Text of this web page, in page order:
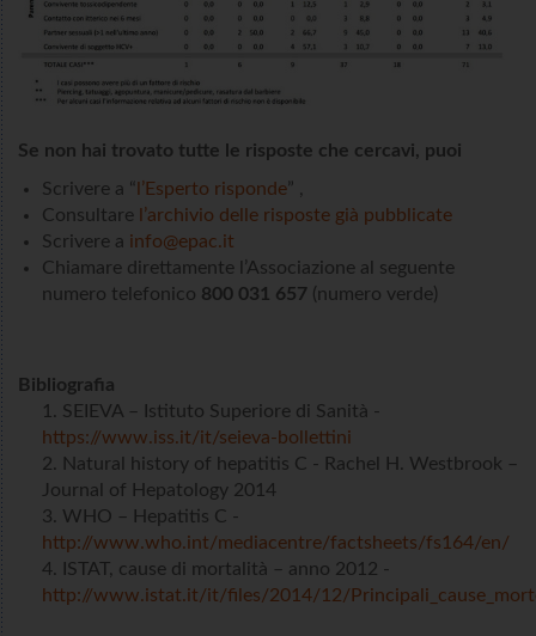
Se non hai trovato tutte le risposte che cercavi, puoi
Scrivere a “ l’Esperto risponde” ,
Consultare l’archivio delle risposte già pubblicate
Scrivere a info@epac.it
Chiamare direttamente l’Associazione al seguente
numero telefonico 800 031 657 (numero verde)
Bibliografia
SEIEVA – Istituto Superiore di Sanità -
https://www.iss.it/it/seieva-bollettini
Natural history of hepatitis C - Rachel H. Westbrook –
Journal of Hepatology 2014
WHO – Hepatitis C -
http://www.who.int/mediacentre/factsheets/fs164/en/
ISTAT, cause di mortalità – anno 2012 -
http://www.istat.it/it/files/2014/12/